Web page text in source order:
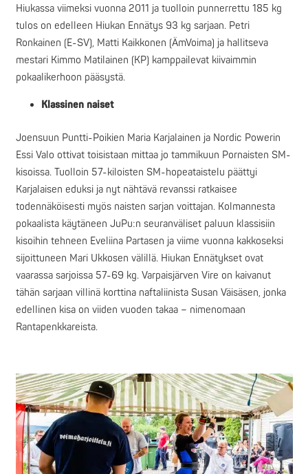
Hiukassa viimeksi vuonna 2011 ja tuolloin punnerrettu 185 kg
tulos on edelleen Hiukan Ennätys 93 kg sarjaan. Petri
Ronkainen (E-SV), Matti Kaikkonen (ÄmVoima) ja hallitseva
mestari Kimmo Matilainen (KP) kamppailevat kiivaimmin
pokaalikerhoon pääsystä.
Klassinen naiset
Joensuun Puntti-Poikien Maria Karjalainen ja Nordic Powerin
Essi Valo ottivat toisistaan mittaa jo tammikuun Pornaisten SM-
kisoissa. Tuolloin 57-kiloisten SM-hopeataistelu päättyi
Karjalaisen eduksi ja nyt nähtävä revanssi ratkaisee
todennäköisesti myös naisten sarjan voittajan. Kolmannesta
pokaalista käytäneen JuPu:n seuranväliset paluun klassisiin
kisoihin tehneen Eveliina Partasen ja viime vuonna kakkoseksi
sijoittuneen Mari Ukkosen välillä. Hiukan Ennätykset ovat
vaarassa sarjoissa 57-69 kg. Varpaisjärven Vire on kaivanut
tähän sarjaan villinä korttina naftaliinista Susan Väisäsen, jonka
edellinen kisa on viiden vuoden takaa – nimenomaan
Rantapenkkareista.